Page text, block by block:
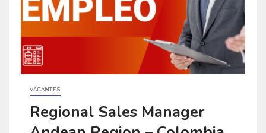
VACANTES
Regional Sales Manager